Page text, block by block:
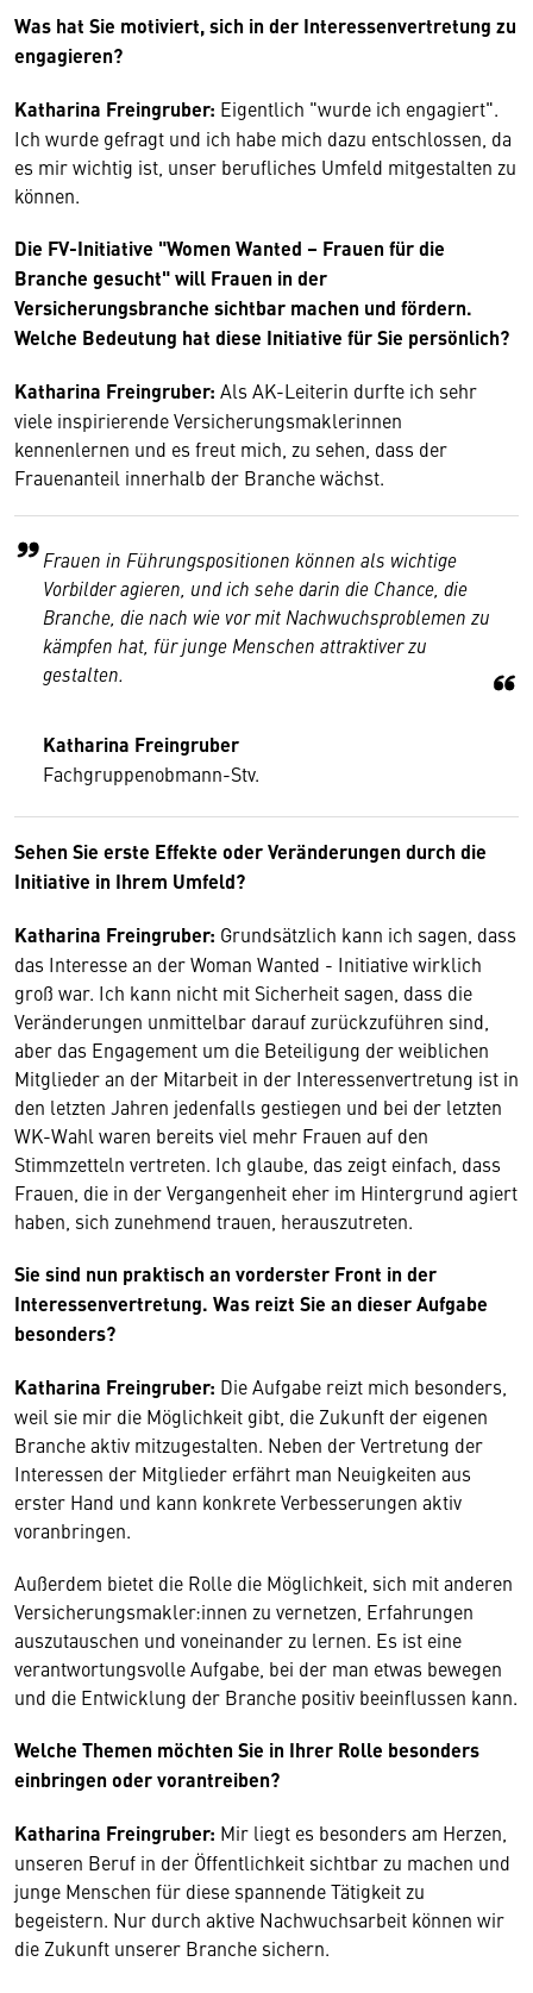
Was hat Sie motiviert, sich in der Interessenvertretung zu
engagieren?
Katharina Freingruber: Eigentlich "wurde ich engagiert".
Ich wurde gefragt und ich habe mich dazu entschlossen, da
es mir wichtig ist, unser berufliches Umfeld mitgestalten zu
können.
Die FV-Initiative "Women Wanted – Frauen für die
Branche gesucht" will Frauen in der
Versicherungsbranche sichtbar machen und fördern.
Welche Bedeutung hat diese Initiative für Sie persönlich?
Katharina Freingruber: Als AK-Leiterin durfte ich sehr
viele inspirierende Versicherungsmaklerinnen
kennenlernen und es freut mich, zu sehen, dass der
Frauenanteil innerhalb der Branche wächst.
Frauen in Führungspositionen können als wichtige
Vorbilder agieren, und ich sehe darin die Chance, die
Branche, die nach wie vor mit Nachwuchsproblemen zu
kämpfen hat, für junge Menschen attraktiver zu
gestalten.
Katharina Freingruber
Fachgruppenobmann-Stv.
Sehen Sie erste Effekte oder Veränderungen durch die
Initiative in Ihrem Umfeld?
Katharina Freingruber: Grundsätzlich kann ich sagen, dass
das Interesse an der Woman Wanted - Initiative wirklich
groß war. Ich kann nicht mit Sicherheit sagen, dass die
Veränderungen unmittelbar darauf zurückzuführen sind,
aber das Engagement um die Beteiligung der weiblichen
Mitglieder an der Mitarbeit in der Interessenvertretung ist in
den letzten Jahren jedenfalls gestiegen und bei der letzten
WK-Wahl waren bereits viel mehr Frauen auf den
Stimmzetteln vertreten. Ich glaube, das zeigt einfach, dass
Frauen, die in der Vergangenheit eher im Hintergrund agiert
haben, sich zunehmend trauen, herauszutreten.
Sie sind nun praktisch an vorderster Front in der
Interessenvertretung. Was reizt Sie an dieser Aufgabe
besonders?
Katharina Freingruber: Die Aufgabe reizt mich besonders,
weil sie mir die Möglichkeit gibt, die Zukunft der eigenen
Branche aktiv mitzugestalten. Neben der Vertretung der
Interessen der Mitglieder erfährt man Neuigkeiten aus
erster Hand und kann konkrete Verbesserungen aktiv
voranbringen.
Außerdem bietet die Rolle die Möglichkeit, sich mit anderen
Versicherungsmakler:innen zu vernetzen, Erfahrungen
auszutauschen und voneinander zu lernen. Es ist eine
verantwortungsvolle Aufgabe, bei der man etwas bewegen
und die Entwicklung der Branche positiv beeinflussen kann.
Welche Themen möchten Sie in Ihrer Rolle besonders
einbringen oder vorantreiben?
Katharina Freingruber: Mir liegt es besonders am Herzen,
unseren Beruf in der Öffentlichkeit sichtbar zu machen und
junge Menschen für diese spannende Tätigkeit zu
begeistern. Nur durch aktive Nachwuchsarbeit können wir
die Zukunft unserer Branche sichern.